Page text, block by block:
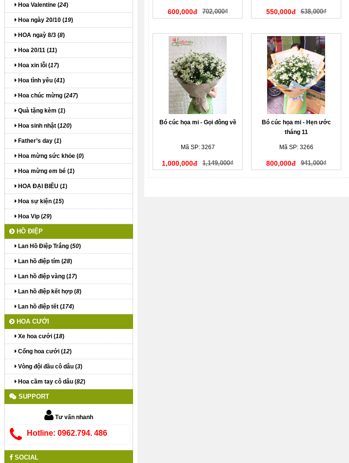
600,000đ 702,000₫ 550,000đ 638,000₫
Bó cúc họa mi - Gọi đông về
Mã SP: 3267
1,000,000đ 1,149,000₫
Bó cúc họa mi - Hẹn ước
tháng 11
Mã SP: 3266
800,000đ 941,000₫
Hoa Valentine (24)
Hoa ngày 20/10 (19)
HOA ngaỳ 8/3 (8)
Hoa 20/11 (11)
Hoa xin lỗi (17)
Hoa tình yêu (41)
Hoa chúc mừng (247)
Quà tặng kèm (1)
Hoa sinh nhật (120)
Father’s day (1)
Hoa mừng sức khỏe (0)
Hoa mừng em bé (1)
HOA ĐẠI BIỂU (1)
Hoa sự kiện (15)
Hoa Vip (29)
HỒ ĐIỆP
Lan Hồ Điệp Trắng (50)
Lan hồ điệp tím (28)
Lan hồ điệp vàng (17)
Lan hồ điệp kết hợp (8)
Lan hồ điệp tết (174)
HOA CƯỚI
Xe hoa cưới (18)
Cổng hoa cưới (12)
Vòng đội đầu cô dâu (3)
Hoa cầm tay cô dâu (82)
SUPPORT
Tư vấn nhanh
Hotline: 0962.794. 486
SOCIAL